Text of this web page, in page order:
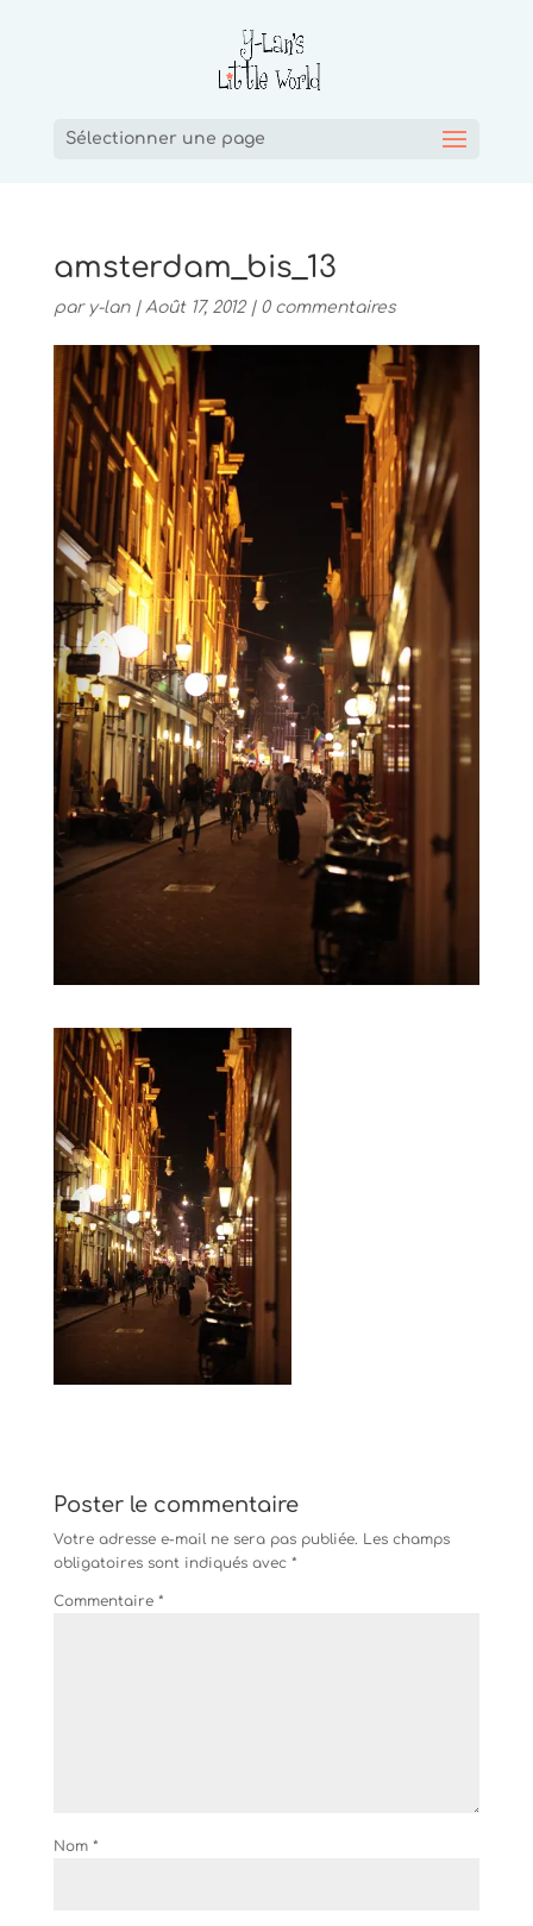
Sélectionner une page
amsterdam_bis_13
par y-lan| Août 17, 2012| 0 commentaires
Poster le commentaire
Votre adresse e-mail ne sera pas publiée. Les champs
obligatoires sont indiqués avec *
Commentaire *
Nom *